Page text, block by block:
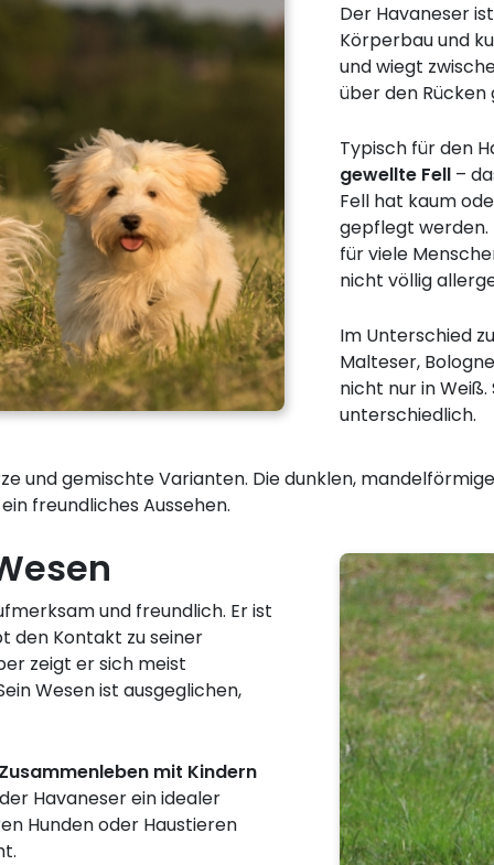
Der Havaneser
Körperbau und
und wiegt
über den
Typisch für den
gewellte Fell –
Fell hat kaum
gepflegt werden.
für viele
nicht völlig
Im Unterschied
Malteser,
nicht nur in
unterschiedlich.
und gemischte Varianten. Die dunklen,
freundliches Aussehen.
und freundlich. Er ist
den Kontakt zu seiner
zeigt er sich meist
Wesen ist ausgeglichen,
Zusammenleben mit Kindern
Havaneser ein idealer
Hunden oder Haustieren